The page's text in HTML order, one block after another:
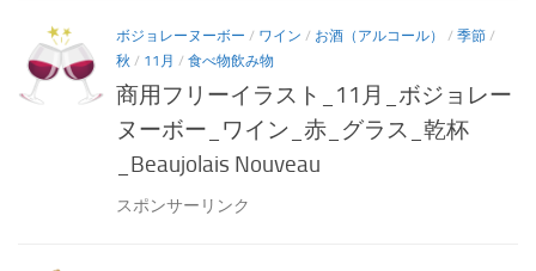
ボジョレーヌーボー / ワイン / お酒（アルコール） / 季節 /
秋 / 11月 / 食べ物飲み物
商用フリーイラスト_11月_ボジョレー
ヌーボー_ワイン_赤_グラス_乾杯
_Beaujolais Nouveau
スポンサーリンク